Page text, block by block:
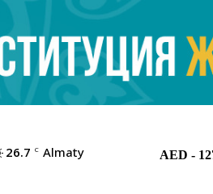
26.7 C Almaty